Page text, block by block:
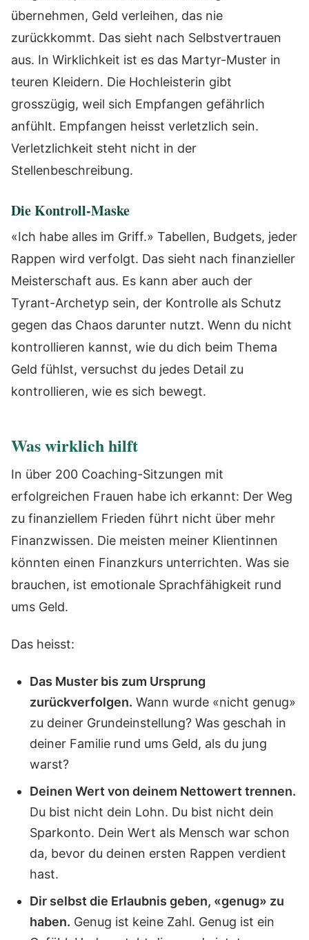
übernehmen, Geld verleihen, das nie
zurückkommt. Das sieht nach Selbstvertrauen
aus. In Wirklichkeit ist es das Martyr-Muster in
teuren Kleidern. Die Hochleisterin gibt
grosszügig, weil sich Empfangen gefährlich
anfühlt. Empfangen heisst verletzlich sein.
Verletzlichkeit steht nicht in der
Stellenbeschreibung.
Die Kontroll-Maske
«Ich habe alles im Griff.» Tabellen, Budgets, jeder
Rappen wird verfolgt. Das sieht nach finanzieller
Meisterschaft aus. Es kann aber auch der
Tyrant-Archetyp sein, der Kontrolle als Schutz
gegen das Chaos darunter nutzt. Wenn du nicht
kontrollieren kannst, wie du dich beim Thema
Geld fühlst, versuchst du jedes Detail zu
kontrollieren, wie es sich bewegt.
Was wirklich hilft
In über 200 Coaching-Sitzungen mit
erfolgreichen Frauen habe ich erkannt: Der Weg
zu finanziellem Frieden führt nicht über mehr
Finanzwissen. Die meisten meiner Klientinnen
könnten einen Finanzkurs unterrichten. Was sie
brauchen, ist emotionale Sprachfähigkeit rund
ums Geld.
Das heisst:
Das Muster bis zum Ursprung
zurückverfolgen. Wann wurde «nicht genug»
zu deiner Grundeinstellung? Was geschah in
deiner Familie rund ums Geld, als du jung
warst?
Deinen Wert von deinem Nettowert trennen.
Du bist nicht dein Lohn. Du bist nicht dein
Sparkonto. Dein Wert als Mensch war schon
da, bevor du deinen ersten Rappen verdient
hast.
Dir selbst die Erlaubnis geben, «genug» zu
haben. Genug ist keine Zahl. Genug ist ein